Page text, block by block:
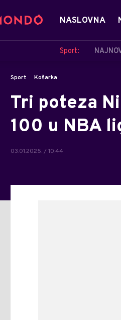
NASLOVNA
Sport:
Sport Košarka
Tri poteza
100 u NBA
03.01.2025. / 10:44